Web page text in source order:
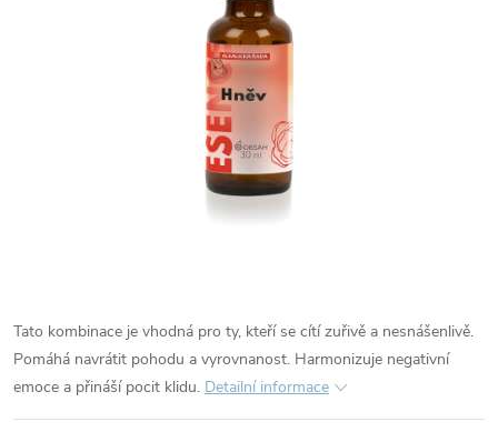
Tato kombinace je vhodná pro ty, kteří se cítí zuřivě a nesnášenlivě.
Pomáhá navrátit pohodu a vyrovnanost. Harmonizuje negativní
emoce a přináší pocit klidu. Detailní informace